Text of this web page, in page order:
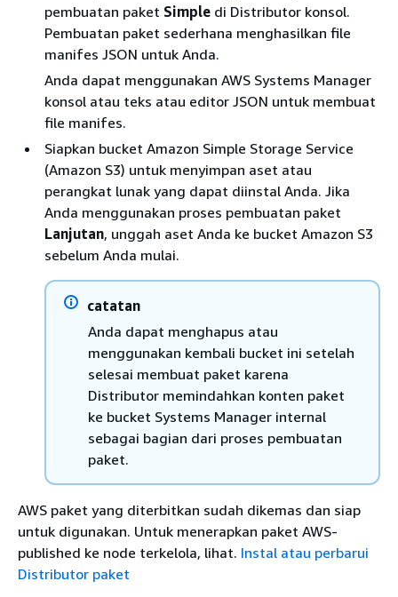
pembuatan paket Simple di Distributor konsol.
Pembuatan paket sederhana menghasilkan file
manifes JSON untuk Anda.
Anda dapat menggunakan AWS Systems Manager
konsol atau teks atau editor JSON untuk membuat
file manifes.
Siapkan bucket Amazon Simple Storage Service
(Amazon S3) untuk menyimpan aset atau
perangkat lunak yang dapat diinstal Anda. Jika
Anda menggunakan proses pembuatan paket
Lanjutan, unggah aset Anda ke bucket Amazon S3
sebelum Anda mulai.
catatan
Anda dapat menghapus atau
menggunakan kembali bucket ini setelah
selesai membuat paket karena
Distributor memindahkan konten paket
ke bucket Systems Manager internal
sebagai bagian dari proses pembuatan
paket.
AWS paket yang diterbitkan sudah dikemas dan siap
untuk digunakan. Untuk menerapkan paket AWS-
published ke node terkelola, lihat. Instal atau perbarui
Distributor paket